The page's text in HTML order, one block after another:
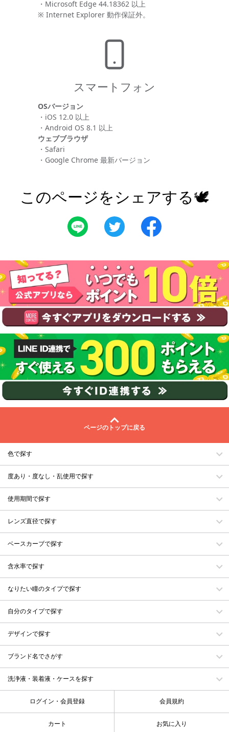
・Microsoft Edge 44.18362 以上
※ Internet Explorer 動作保証外。
スマートフォン
OSバージョン
・iOS 12.0 以上
・Android OS 8.1 以上
ウェブブラウザ
・Safari
・Google Chrome 最新バージョン
このページをシェアする🕊
ページのトップに戻る
色で探す
度あり・度なし・乱使用で探す
使用期間で探す
レンズ直径で探す
ベースカーブで探す
含水率で探す
なりたい瞳のタイプで探す
自分のタイプで探す
デザインで探す
ブランド名でさがす
洗浄液・装着液・ケースを探す
ログイン・会員登録 会員規約
カート お気に入り